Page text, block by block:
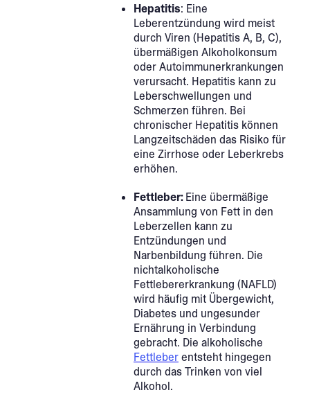
Hepatitis: Eine
Leberentzündung wird meist
durch Viren (Hepatitis A, B, C),
übermäßigen Alkoholkonsum
oder Autoimmunerkrankungen
verursacht. Hepatitis kann zu
Leberschwellungen und
Schmerzen führen. Bei
chronischer Hepatitis können
Langzeitschäden das Risiko für
eine Zirrhose oder Leberkrebs
erhöhen.
Fettleber:Eine übermäßige
Ansammlung von Fett in den
Leberzellen kann zu
Entzündungen und
Narbenbildung führen. Die
nichtalkoholische
Fettlebererkrankung (NAFLD)
wird häufig mit Übergewicht,
Diabetes und ungesunder
Ernährung in Verbindung
gebracht. Die alkoholische
Fettleberentsteht hingegen
durch das Trinken von viel
Alkohol.